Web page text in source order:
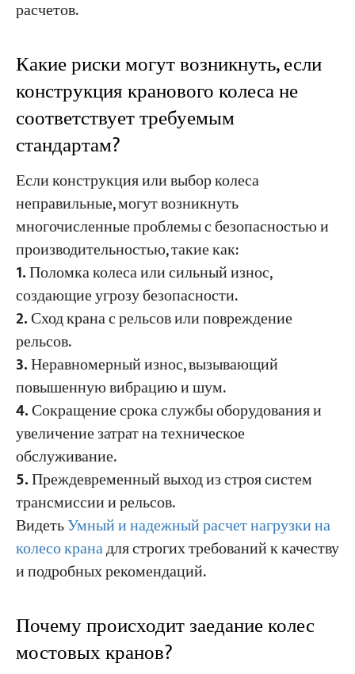
расчетов.
Какие риски могут возникнуть, если
конструкция кранового колеса не
соответствует требуемым
стандартам?
Если конструкция или выбор колеса
неправильные, могут возникнуть
многочисленные проблемы с безопасностью и
производительностью, такие как:
1.Поломка колеса или сильный износ,
создающие угрозу безопасности.
2.Сход крана с рельсов или повреждение
рельсов.
3.Неравномерный износ, вызывающий
повышенную вибрацию и шум.
4.Сокращение срока службы оборудования и
увеличение затрат на техническое
обслуживание.
5.Преждевременный выход из строя систем
трансмиссии и рельсов.
ВидетьУмный и надежный расчет нагрузки на
колесо кранадля строгих требований к качеству
и подробных рекомендаций.
Почему происходит заедание колес
мостовых кранов?